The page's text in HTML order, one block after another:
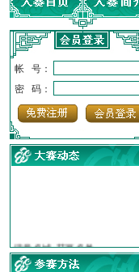
帐 号：
密 码：
·【诗意·名城】地铁展示作...
诗意名城·地铁时间